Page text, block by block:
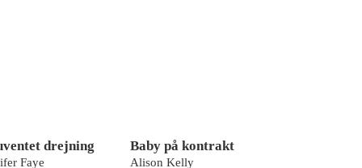
drejning
Faye
Baby på kontrakt
Alison Kelly